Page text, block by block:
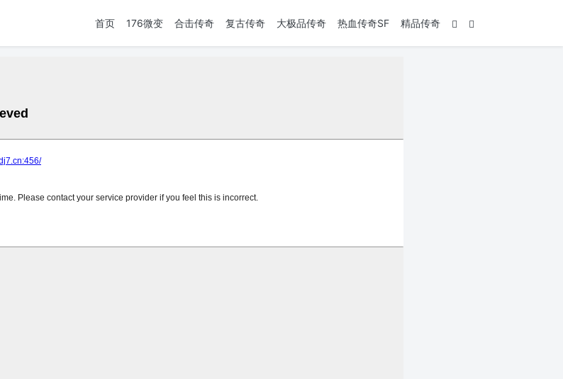
首页 176微变 合击传奇 复古传奇 大极品传奇 热血传奇SF 精品传奇